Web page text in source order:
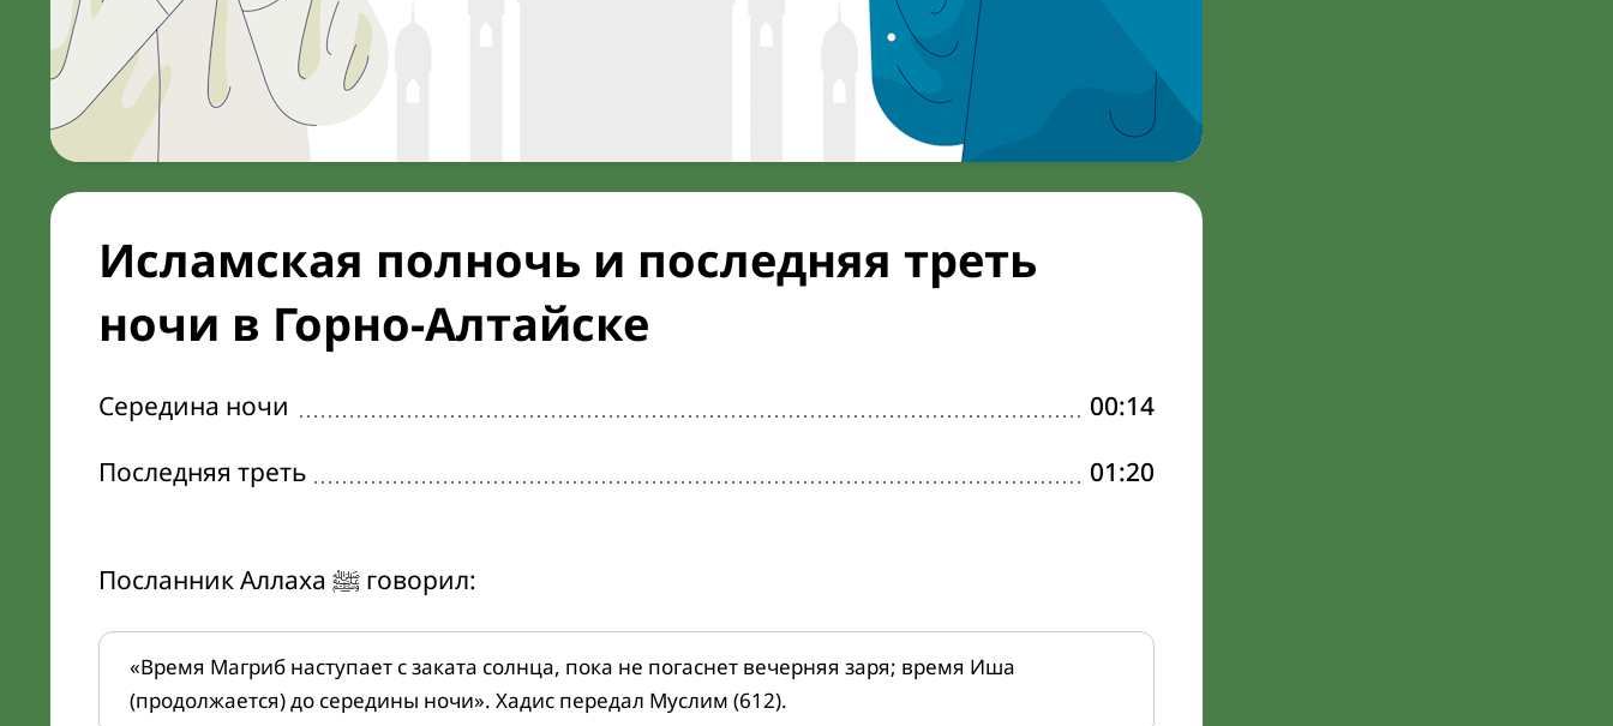
Исламская полночь и последняя треть
ночи в Горно-Алтайске
Середина ночи
00:14
Последняя треть
01:20
Посланник Аллаха ﷺ говорил:
«Время Магриб наступает с заката солнца, пока не погаснет вечерняя заря; время Иша
(продолжается) до середины ночи». Хадис передал Муслим (612).